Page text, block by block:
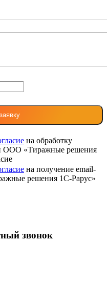
на обработку
ООО «Тиражные решения
на получение email-
решения 1С-Рарус»
звонок